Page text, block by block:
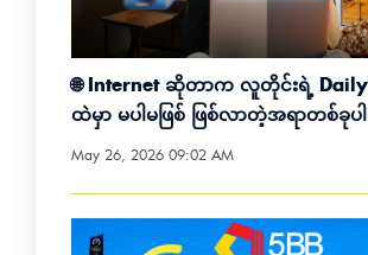
🌐 Internet ဆိုတာက လူတိုင်းရဲ့ Daily
ထဲမှာ မပါမဖြစ် ဖြစ်လာတဲ့အရာတစ်ခုပါ
May 26, 2026 09:02 AM